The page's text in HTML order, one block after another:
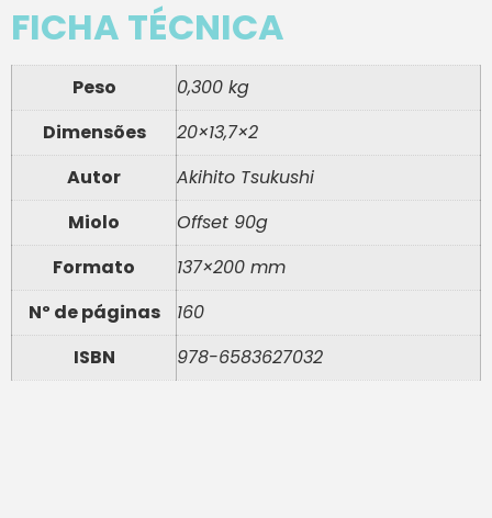
FICHA TÉCNICA
Peso
0,300 kg
Dimensões
20×13,7×2
Autor
Akihito Tsukushi
Miolo
Offset 90g
Formato
137×200 mm
Nº de páginas
160
ISBN
978-6583627032